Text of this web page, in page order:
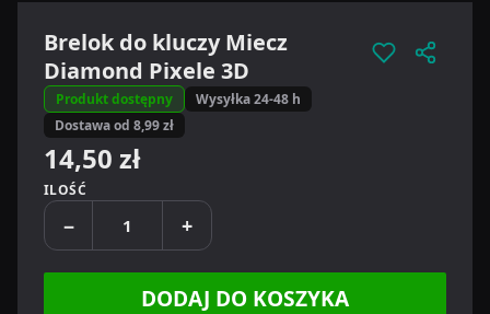
Brelok do kluczy Miecz
Diamond Pixele 3D
Produkt dostępny
Wysyłka 24-48 h
Dostawa od 8,99 zł
14,50 zł
ILOŚĆ
− +
DODAJ DO KOSZYKA